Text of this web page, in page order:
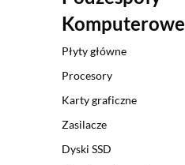
Komputerowe
Płyty główne
Procesory
Karty graficzne
Zasilacze
Dyski SSD